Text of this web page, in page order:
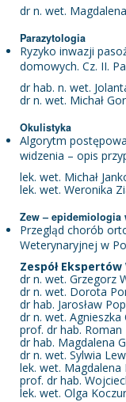
dr n. wet.
Parazytologia
Ryzyko inwazji
domowych. Cz. II.
dr hab. n. wet.
dr n. wet. Michał
Okulistyka
Algorytm
widzenia – opis
lek. wet. Michał
lek. wet. Weronika
Zew –
Przegląd chorób
Weterynaryjnej w
Zespół
dr n. wet. Grzegorz
dr n. wet. Dorota
dr hab. Jarosław
dr n. wet. Agnieszka
prof. dr hab. Roman
dr hab. Magdalena
dr n. wet. Sylwia
lek. wet. Magdalena
prof. dr hab.
lek. wet. Olga Koczur